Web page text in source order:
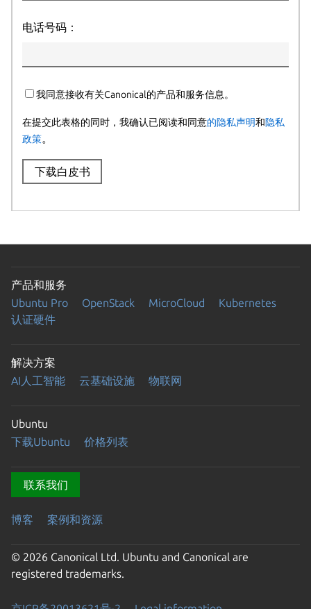
电话号码：
我同意接收有关Canonical的产品和服务信息。
在提交此表格的同时，我确认已阅读和同意的隐私声明和隐私
政策。
下载白皮书
产品和服务
Ubuntu Pro
OpenStack MicroCloud
Kubernetes
认证硬件
解决方案
AI人工智能
云基础设施 物联网
Ubuntu
下载Ubuntu
价格列表
联系我们
博客 案例和资源
© 2026 Canonical Ltd. Ubuntu and Canonical are
registered trademarks.